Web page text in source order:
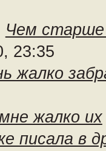
Чем старше
23:35
жалко
жалко их
писала в